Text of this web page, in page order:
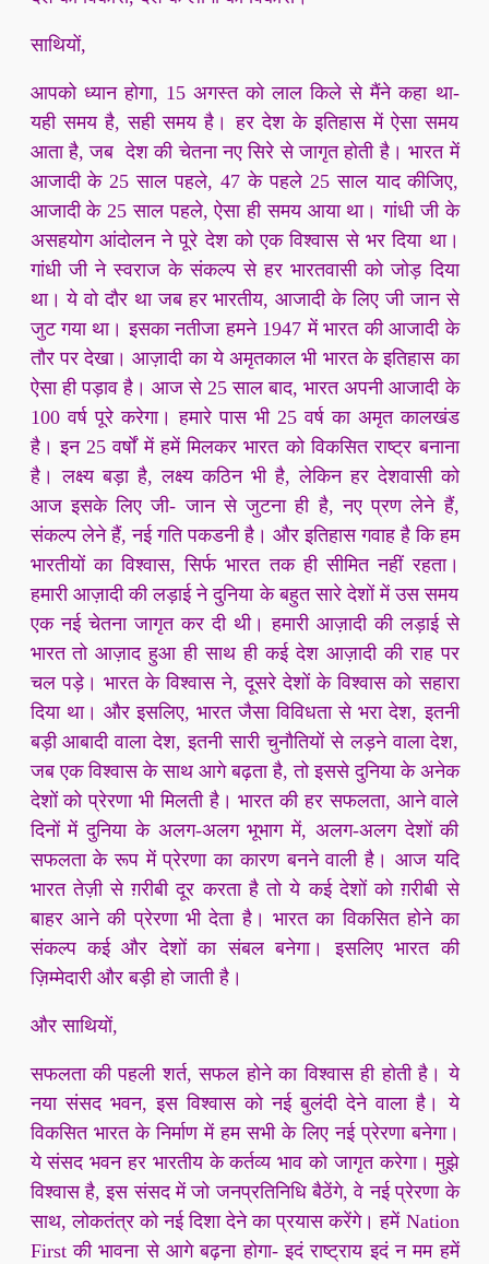
साथियों,
आपको ध्यान होगा, 15 अगस्त को लाल किले से मैंने कहा था-
यही समय है, सही समय है। हर देश के इतिहास में ऐसा समय
आता है, जब देश की चेतना नए सिरे से जागृत होती है। भारत में
आजादी के 25 साल पहले, 47 के पहले 25 साल याद कीजिए,
आजादी के 25 साल पहले, ऐसा ही समय आया था। गांधी जी के
असहयोग आंदोलन ने पूरे देश को एक विश्वास से भर दिया था।
गांधी जी ने स्वराज के संकल्प से हर भारतवासी को जोड़ दिया
था। ये वो दौर था जब हर भारतीय, आजादी के लिए जी जान से
जुट गया था। इसका नतीजा हमने 1947 में भारत की आजादी के
तौर पर देखा। आज़ादी का ये अमृतकाल भी भारत के इतिहास का
ऐसा ही पड़ाव है। आज से 25 साल बाद, भारत अपनी आजादी के
100 वर्ष पूरे करेगा। हमारे पास भी 25 वर्ष का अमृत कालखंड
है। इन 25 वर्षों में हमें मिलकर भारत को विकसित राष्ट्र बनाना
है। लक्ष्य बड़ा है, लक्ष्य कठिन भी है, लेकिन हर देशवासी को
आज इसके लिए जी- जान से जुटना ही है, नए प्रण लेने हैं,
संकल्प लेने हैं, नई गति पकडनी है। और इतिहास गवाह है कि हम
भारतीयों का विश्वास, सिर्फ भारत तक ही सीमित नहीं रहता।
हमारी आज़ादी की लड़ाई ने दुनिया के बहुत सारे देशों में उस समय
एक नई चेतना जागृत कर दी थी। हमारी आज़ादी की लड़ाई से
भारत तो आज़ाद हुआ ही साथ ही कई देश आज़ादी की राह पर
चल पड़े। भारत के विश्वास ने, दूसरे देशों के विश्वास को सहारा
दिया था। और इसलिए, भारत जैसा विविधता से भरा देश, इतनी
बड़ी आबादी वाला देश, इतनी सारी चुनौतियों से लड़ने वाला देश,
जब एक विश्वास के साथ आगे बढ़ता है, तो इससे दुनिया के अनेक
देशों को प्रेरणा भी मिलती है। भारत की हर सफलता, आने वाले
दिनों में दुनिया के अलग-अलग भूभाग में, अलग-अलग देशों की
सफलता के रूप में प्रेरणा का कारण बनने वाली है। आज यदि
भारत तेज़ी से ग़रीबी दूर करता है तो ये कई देशों को ग़रीबी से
बाहर आने की प्रेरणा भी देता है। भारत का विकसित होने का
संकल्प कई और देशों का संबल बनेगा। इसलिए भारत की
ज़िम्मेदारी और बड़ी हो जाती है।
और साथियों,
सफलता की पहली शर्त, सफल होने का विश्वास ही होती है। ये
नया संसद भवन, इस विश्वास को नई बुलंदी देने वाला है। ये
विकसित भारत के निर्माण में हम सभी के लिए नई प्रेरणा बनेगा।
ये संसद भवन हर भारतीय के कर्तव्य भाव को जागृत करेगा। मुझे
विश्वास है, इस संसद में जो जनप्रतिनिधि बैठेंगे, वे नई प्रेरणा के
साथ, लोकतंत्र को नई दिशा देने का प्रयास करेंगे। हमें Nation
First की भावना से आगे बढ़ना होगा- इदं राष्ट्राय इदं न मम हमें